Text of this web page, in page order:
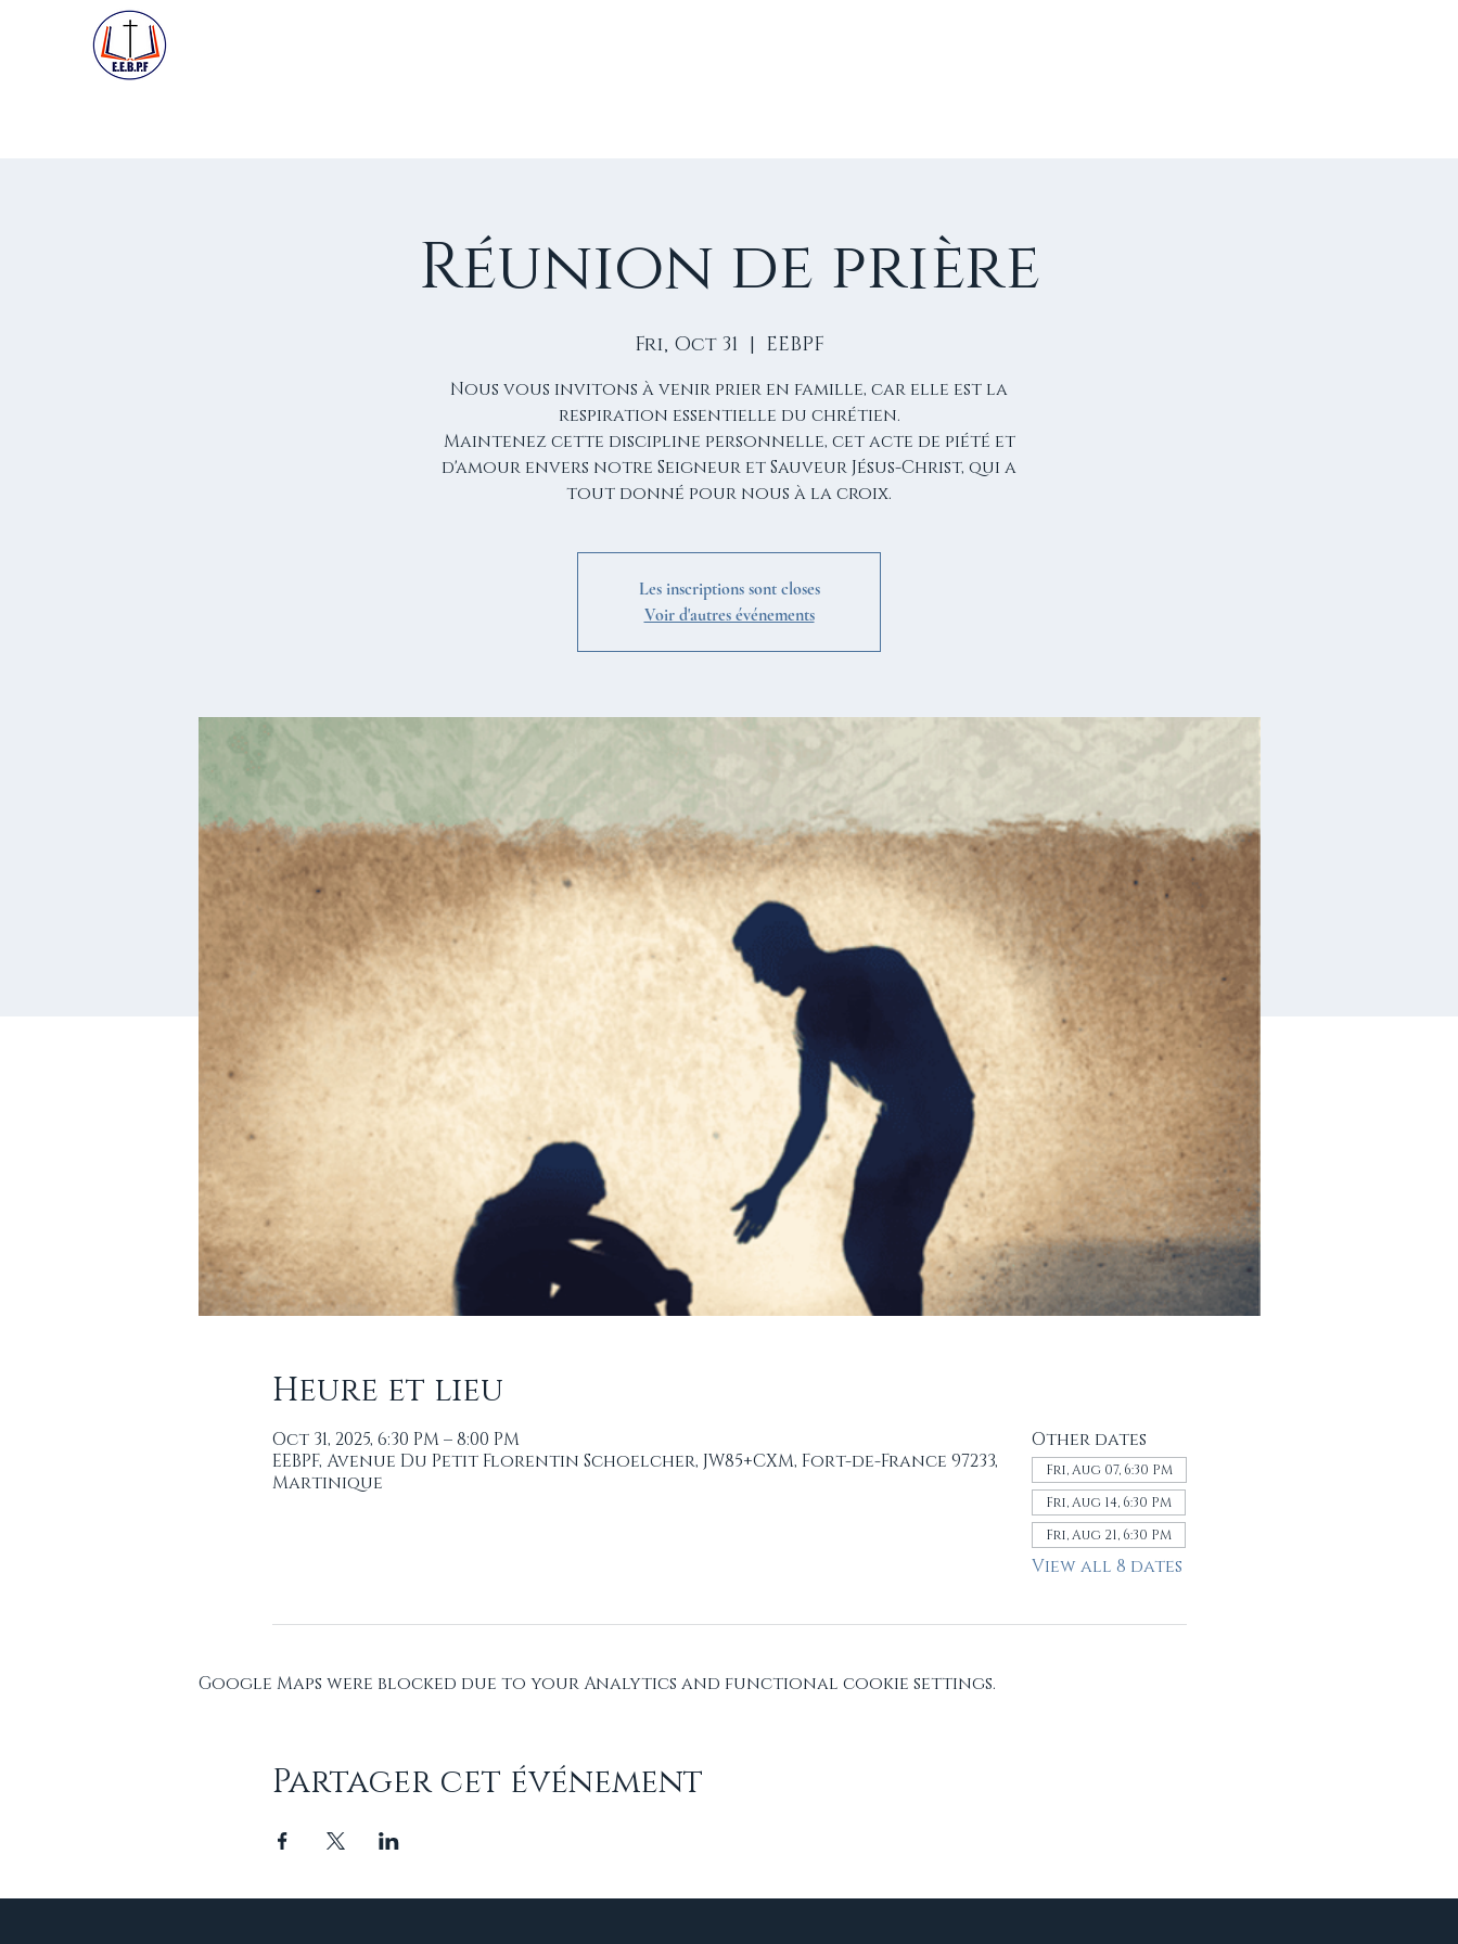
Réunion de prière
Fri, Oct 31
  |
EEBPF
Nous vous invitons à venir prier en famille, car elle est la
respiration essentielle du chrétien.
Maintenez cette discipline personnelle, cet acte de piété et
d'amour envers notre Seigneur et Sauveur Jésus-Christ, qui a
tout donné pour nous à la croix.
Les inscriptions sont closes
Voir d'autres événements
Heure et lieu
Oct 31, 2025, 6:30 PM – 8:00 PM
EEBPF, Avenue Du Petit Florentin Schoelcher, JW85+CXM, Fort-de-France 97233,
Martinique
Other dates
Fri, Aug 07, 6:30 PM
Fri, Aug 14, 6:30 PM
Fri, Aug 21, 6:30 PM
View all 8 dates
Google Maps were blocked due to your Analytics and functional cookie settings.
Partager cet événement